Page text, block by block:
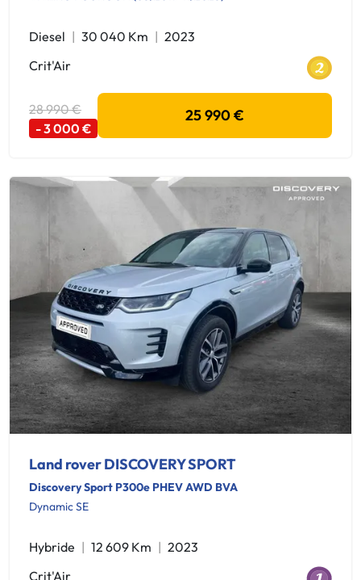
Diesel 30 040 Km
2023
Crit'Air
28 990 €
- 3 000 €
25 990 €
Land rover DISCOVERY SPORT
Discovery Sport P300e PHEV AWD BVA
Dynamic SE
Hybride 12 609 Km
2023
Crit'Air